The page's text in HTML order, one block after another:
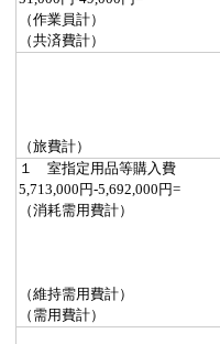
（作業員計）
（共済費計）
（旅費計）
１ 室指定用品等購入費
5,713,000円-5,692,000円=
（消耗需用費計）
（維持需用費計）
（需用費計）